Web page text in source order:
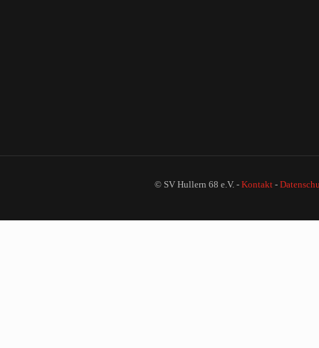
© SV Hullern 68 e.V. - Kontakt -